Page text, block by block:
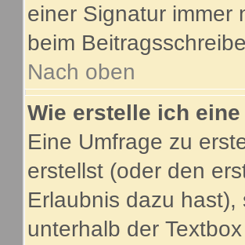
einer Signatur immer
beim
Nach oben
Wie erstelle ich
Eine Umfrage zu
erstellst (oder den
Erlaubnis dazu
unterhalb der